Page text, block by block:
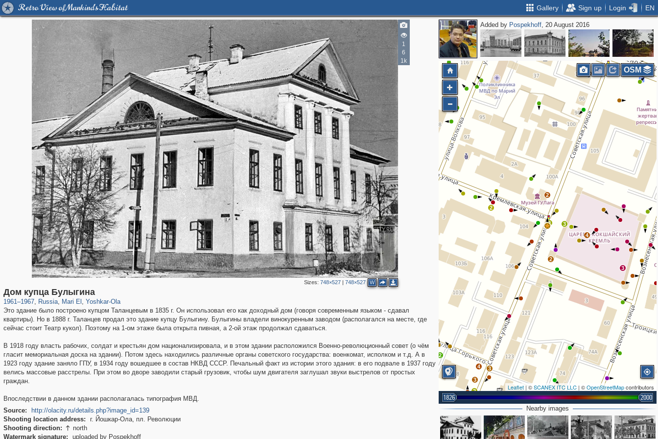
Retro View of Mankind's Habitat Gallery Sign up Login EN
1
6
1k
Sizes: 748×527| 748×527 W
Дом купца Булыгина
1961–1967, Russia
1,406,849 29,243
, Mari El
2,281 8
, Yoshkar-Ola
1,965
Это здание было построено купцом Таланцевым в 1835 г. Он использовал его как доходный дом (говоря современным языком - сдавал
квартиры). Но в 1888 г. Таланцев продал это здание купцу Булыгину. Булыгины владели винокуренным заводом (располагался на месте, где
сейчас стоит Театр кукол). Поэтому на 1-ом этаже была открыта пивная, а 2-ой этаж продолжал сдаваться.
В 1918 году власть рабочих, солдат и крестьян дом национализировала, и в этом здании расположился Военно-революционный совет (о чём
гласит мемориальная доска на здании). Потом здесь находились различные органы советского государства: военкомат, исполком и т.д. А в
1923 году здание заняло ГПУ, в 1934 году вошедшее в состав НКВД СССР. Печальный факт из истории этого здания: в его подвале в 1937 году
велись массовые расстрелы. При этом во дворе заводили старый грузовик, чтобы шум двигателя заглушал звуки выстрелов от простых
граждан.
Впоследствии в данном здании располагалась типография МВД.
Source:
http://olacity.ru/details.php?image_id=139
Shooting location address:
г. Йошкар-Ола, пл. Революции
Shooting direction:  north
Watermark signature:
uploaded by Pospekhoff
Added by Pospekhoff, 20 August 2016
4
2
2
3
2
3
3
2
4
2
2 3
2
2
Leaflet | ©SCANEX ITC LLC | ©OpenStreetMapcontributors
1826 2000
OSM
Nearby images